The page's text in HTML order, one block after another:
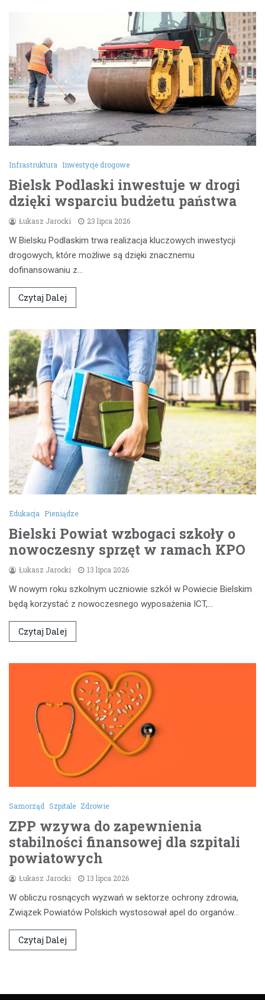
Infrastruktura Inwestycje drogowe
Bielsk Podlaski inwestuje w drogi
dzięki wsparciu budżetu państwa
Łukasz Jarocki 23 lipca 2026
W Bielsku Podlaskim trwa realizacja kluczowych inwestycji
drogowych, które możliwe są dzięki znacznemu
dofinansowaniu z…
Czytaj Dalej
Edukacja Pieniądze
Bielski Powiat wzbogaci szkoły o
nowoczesny sprzęt w ramach KPO
Łukasz Jarocki 13 lipca 2026
W nowym roku szkolnym uczniowie szkół w Powiecie Bielskim
będą korzystać z nowoczesnego wyposażenia ICT,…
Czytaj Dalej
Samorząd Szpitale Zdrowie
ZPP wzywa do zapewnienia
stabilności finansowej dla szpitali
powiatowych
Łukasz Jarocki 13 lipca 2026
W obliczu rosnących wyzwań w sektorze ochrony zdrowia,
Związek Powiatów Polskich wystosował apel do organów…
Czytaj Dalej